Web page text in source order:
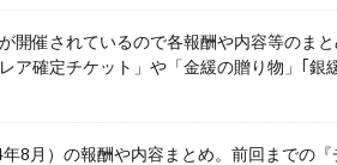
開催されているので各報酬や内容等のま
ア確定チケット」や「金緩の贈り物」｢銀
8月）の報酬や内容まとめ。前回までの『